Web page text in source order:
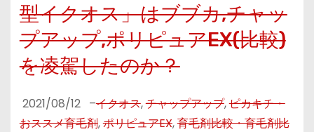
型イクオス」はブブカ,チャッ
プアップ,ポリピュアEX(比較)
を凌駕したのか？
2021/08/12 –イクオス,チャップアップ,ピカキチ・
おススメ育毛剤,ポリピュアEX,育毛剤比較・育毛剤比